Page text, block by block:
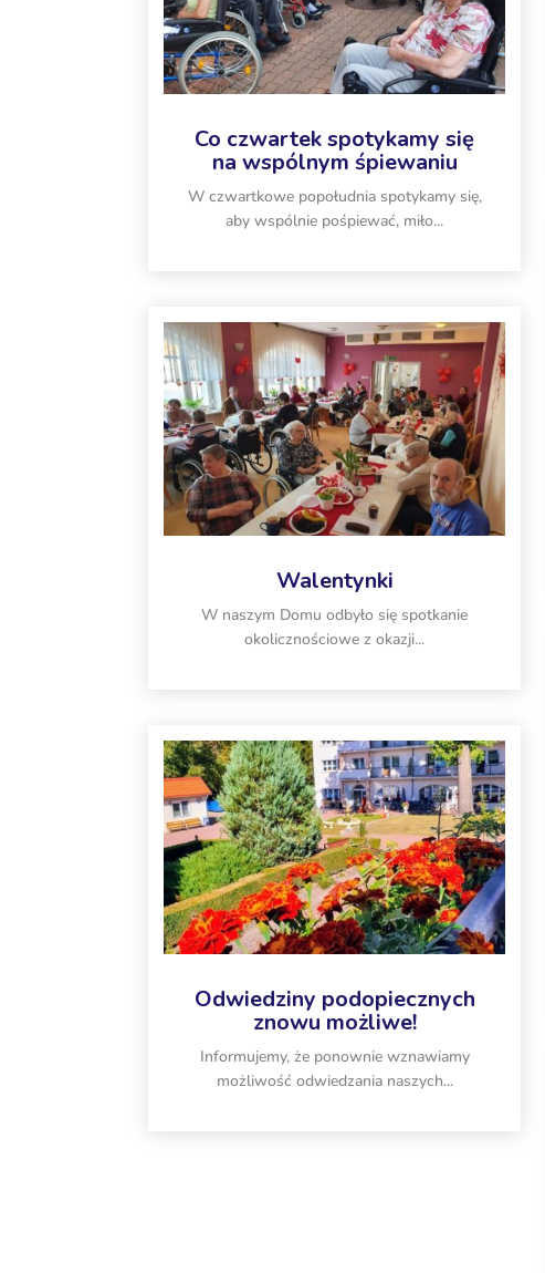
Co czwartek spotykamy się
na wspólnym śpiewaniu
W czwartkowe popołudnia spotykamy się,
aby wspólnie pośpiewać, miło...
Walentynki
W naszym Domu odbyło się spotkanie
okolicznościowe z okazji...
Odwiedziny podopiecznych
znowu możliwe!
Informujemy, że ponownie wznawiamy
możliwość odwiedzania naszych...